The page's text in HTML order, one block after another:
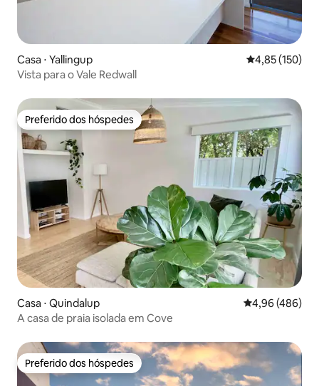
Casa ⋅ Yallingup 4,85 de uma
4,85 (150)
Vista para o Vale Redwall
Preferido dos hóspedes
Preferido dos hóspedes
Casa ⋅ Quindalup 4,96 de uma
4,96 (486)
A casa de praia isolada em Cove
Preferido dos hóspedes
Preferido dos hóspedes